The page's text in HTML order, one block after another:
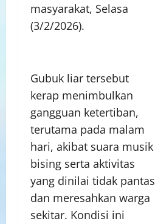
masyarakat, Selasa
(3/2/2026).
Gubuk liar tersebut
kerap menimbulkan
gangguan ketertiban,
terutama pada malam
hari, akibat suara musik
bising serta aktivitas
yang dinilai tidak pantas
dan meresahkan warga
sekitar. Kondisi ini